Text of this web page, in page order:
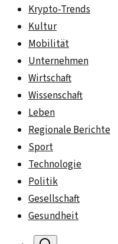
Krypto-Trends
Kultur
Mobilität
Unternehmen
Wirtschaft
Wissenschaft
Leben
Regionale Berichte
Sport
Technologie
Politik
Gesellschaft
Gesundheit